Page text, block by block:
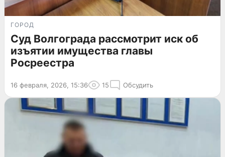
ГОРОД
Суд Волгограда рассмотрит иск об
изъятии имущества главы
Росреестра
16 февраля, 2026, 15:36 15 Обсудить